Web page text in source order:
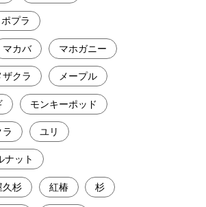
ポプラ
マカバ マホガニー
ザクラ メープル
モンキーポッド
ユリ
ナット
久杉 紅椿 杉